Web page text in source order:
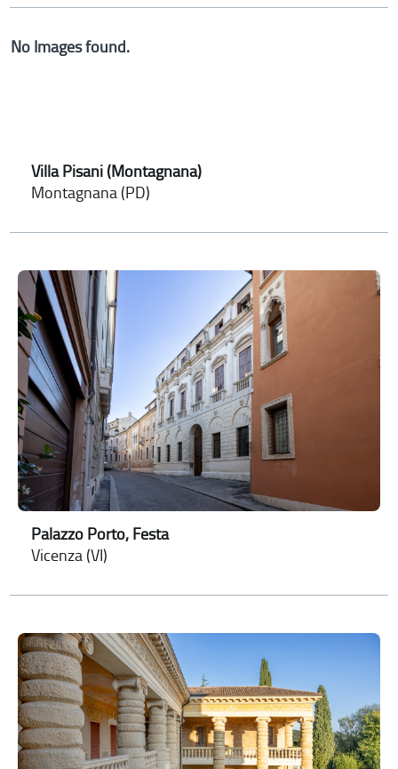
No Images found.
Villa Pisani (Montagnana)
Montagnana (PD)
Palazzo Porto, Festa
Vicenza (VI)